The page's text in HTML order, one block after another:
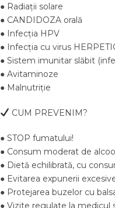
● Radiații solare
● CANDIDOZA orală
● Infecția HPV
● Infecția cu virus
● Sistem imunitar slăbit
● Avitaminoze
● Malnutriție
CUM PREVENIM?
● STOP fumatului!
● Consum moderat de
● Dietă echilibrată, cu
● Evitarea expunerii
● Protejarea buzelor cu
● Vizite regulate la